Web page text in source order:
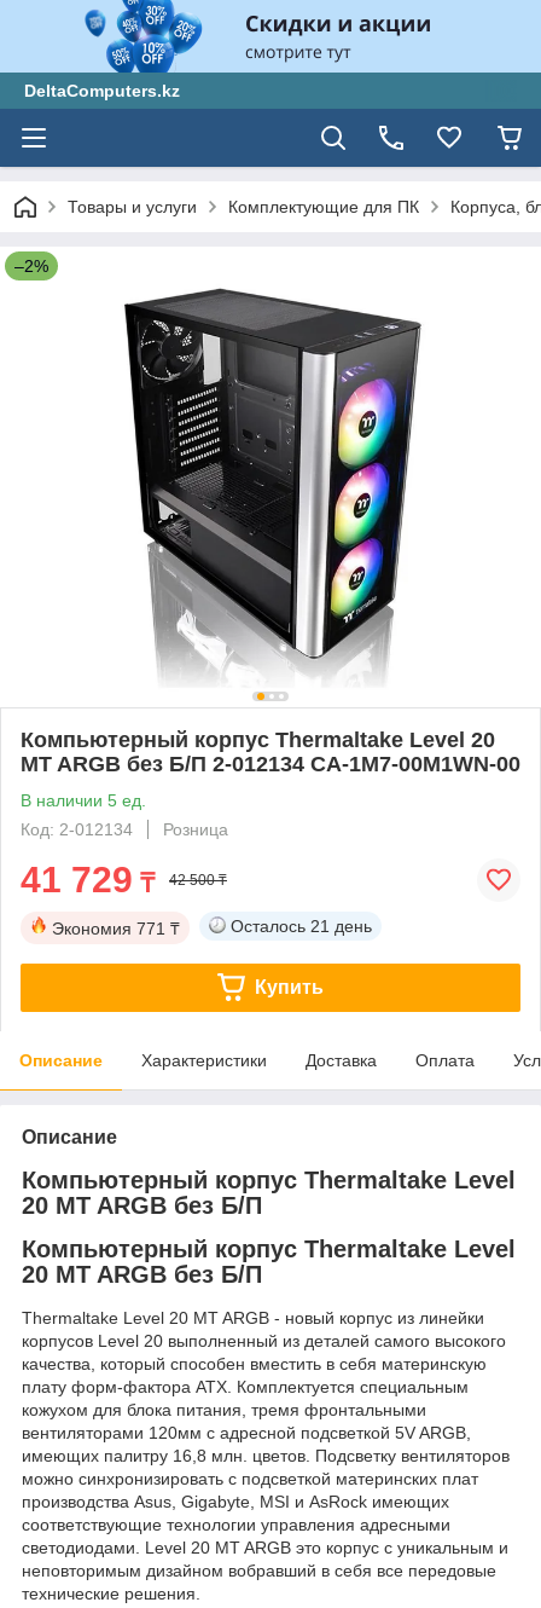
DeltaComputers.kz
Товары и услуги Комплектующие для ПК Корпуса,
–2%
Компьютерный корпус Thermaltake Level 20
MT ARGB без Б/П 2-012134 CA-1M7-00M1WN-00
В наличии 5 ед.
Код: 2-012134
Розница
41 729 ₸ 42 500 ₸
Экономия 771 ₸ Осталось 21 день
Купить
Описание Характеристики Доставка Оплата
Описание
Компьютерный корпус Thermaltake Level
20 MT ARGB без Б/П
Компьютерный корпус Thermaltake Level
20 MT ARGB без Б/П
Thermaltake Level 20 MT ARGB - новый корпус из линейки
корпусов Level 20 выполненный из деталей самого высокого
качества, который способен вместить в себя материнскую
плату форм-фактора ATX. Комплектуется специальным
кожухом для блока питания, тремя фронтальными
вентиляторами 120мм с адресной подсветкой 5V ARGB,
имеющих палитру 16,8 млн. цветов. Подсветку вентиляторов
можно синхронизировать с подсветкой материнских плат
производства Asus, Gigabyte, MSI и AsRock имеющих
соответствующие технологии управления адресными
светодиодами. Level 20 MT ARGB это корпус с уникальным и
неповторимым дизайном вобравший в себя все передовые
технические решения.